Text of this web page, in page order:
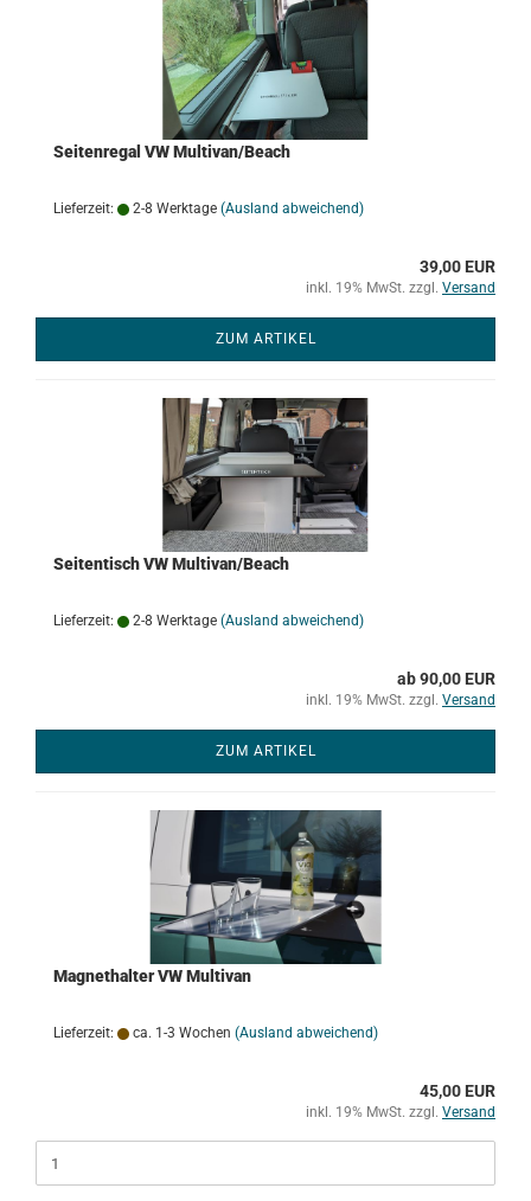
Seitenregal VW Multivan/Beach
Lieferzeit: 2-8 Werktage (Ausland abweichend)
39,00 EUR
inkl. 19% MwSt. zzgl. Versand
ZUM ARTIKEL
Seitentisch VW Multivan/Beach
Lieferzeit: 2-8 Werktage (Ausland abweichend)
ab 90,00 EUR
inkl. 19% MwSt. zzgl. Versand
ZUM ARTIKEL
Magnethalter VW Multivan
Lieferzeit: ca. 1-3 Wochen (Ausland abweichend)
45,00 EUR
inkl. 19% MwSt. zzgl. Versand